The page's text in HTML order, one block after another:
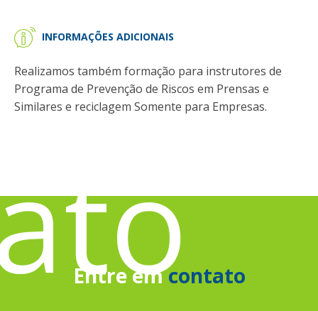
INFORMAÇÕES ADICIONAIS
Realizamos também formação para instrutores de
Programa de Prevenção de Riscos em Prensas e
Similares e reciclagem Somente para Empresas.
Entre emcontato